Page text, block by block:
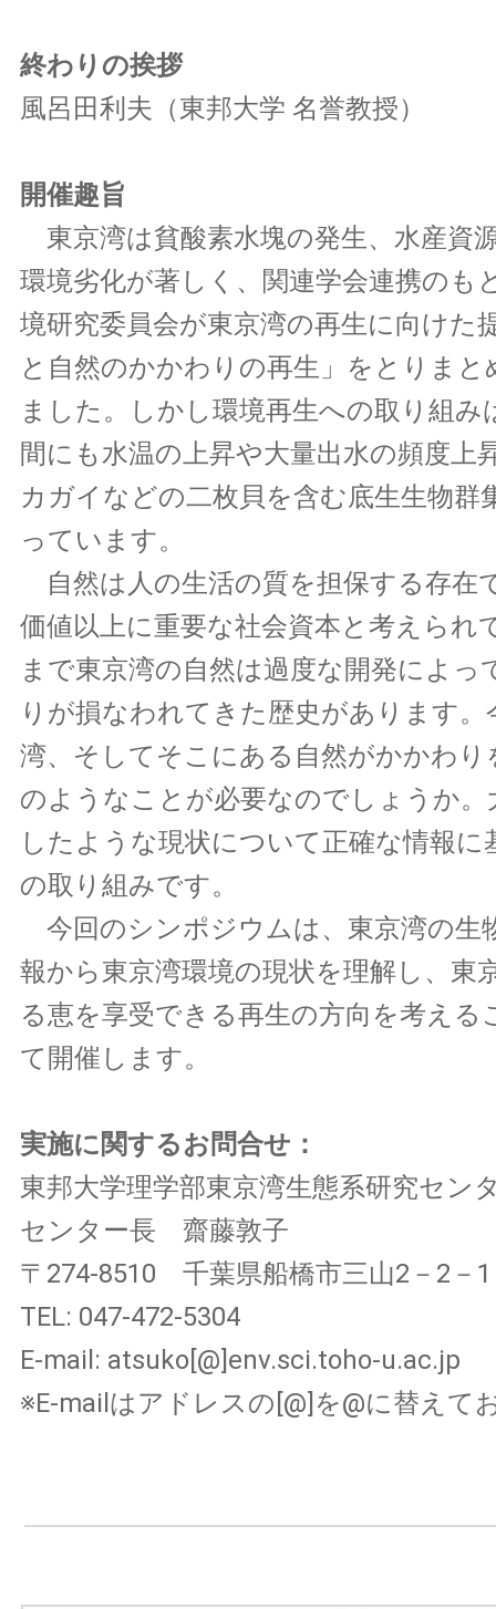
終わりの挨拶
風呂田利夫（東邦大学 名誉教授）
開催趣旨
東京湾は貧酸素水塊の発生、水産資
環境劣化が著しく、関連学会連携のも
境研究委員会が東京湾の再生に向けた
と自然のかかわりの再生」をとりまと
ました。しかし環境再生への取り組み
間にも水温の上昇や大量出水の頻度上
カガイなどの二枚貝を含む底生生物群
っています。
自然は人の生活の質を担保する存在
価値以上に重要な社会資本と考えられ
まで東京湾の自然は過度な開発によっ
りが損なわれてきた歴史があります。
湾、そしてそこにある自然がかかわ
のようなことが必要なのでしょうか。
したような現状について正確な情報に
の取り組みです。
今回のシンポジウムは、東京湾の生
報から東京湾環境の現状を理解し、東
る恵を享受できる再生の方向を考える
て開催します。
実施に関するお問合せ：
東邦大学理学部東京湾生態系研究セン
センター長 齋藤敦子
〒274-8510 千葉県船橋市三山2－2－1
TEL: 047-472-5304
E-mail: atsuko[@]env.sci.toho-u.ac.jp
※E-mailはアドレスの[@]を@に替えて